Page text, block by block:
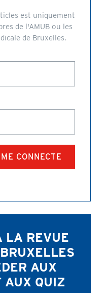
est uniquement
de l'AMUB ou les
de Bruxelles.
LA REVUE
AUX
AUX QUIZ